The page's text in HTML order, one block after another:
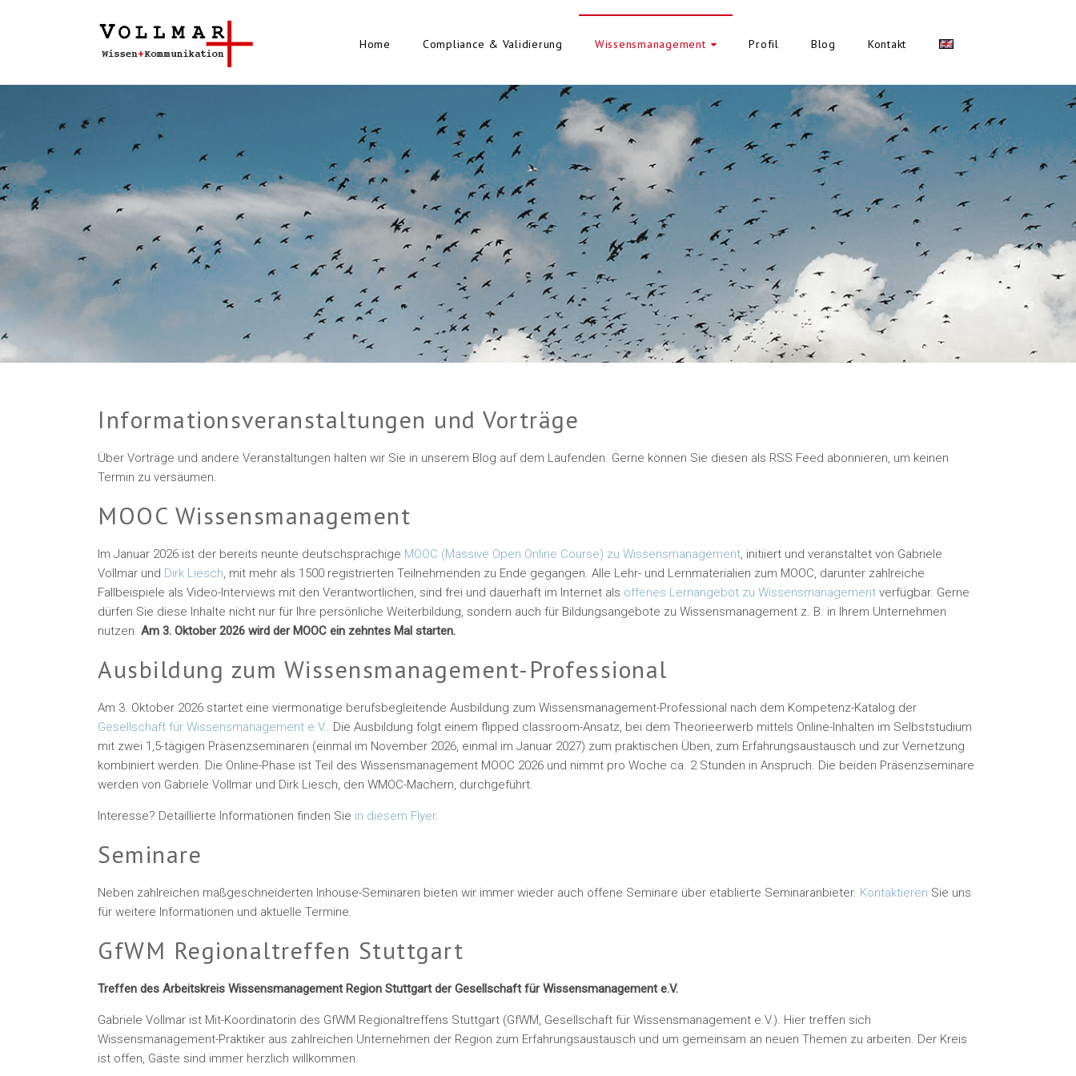
Home Compliance & Validierung Wissensmanagement Profil Blog Kontakt
Informationsveranstaltungen und Vorträge
Über Vorträge und andere Veranstaltungen halten wir Sie in unserem Blog auf dem Laufenden. Gerne können Sie diesen als RSS Feed abonnieren, um keinen
Termin zu versäumen.
MOOC Wissensmanagement
Im Januar 2026 ist der bereits neunte deutschsprachige MOOC (Massive Open Online Course) zu Wissensmanagement , initiiert und veranstaltet von Gabriele
Vollmar und Dirk Liesch , mit mehr als 1500 registrierten Teilnehmenden zu Ende gegangen. Alle Lehr- und Lernmaterialien zum MOOC, darunter zahlreiche
Fallbeispiele als Video-Interviews mit den Verantwortlichen, sind frei und dauerhaft im Internet als offenes Lernangebot zu Wissensmanagement verfügbar. Gerne
dürfen Sie diese Inhalte nicht nur für Ihre persönliche Weiterbildung, sondern auch für Bildungsangebote zu Wissensmanagement z. B. in Ihrem Unternehmen
nutzen. Am 3. Oktober 2026 wird der MOOC ein zehntes Mal starten.
Ausbildung zum Wissensmanagement-Professional
Am 3. Oktober 2026 startet eine viermonatige berufsbegleitende Ausbildung zum Wissensmanagement-Professional nach dem Kompetenz-Katalog der
Gesellschaft für Wissensmanagement e.V.
. Die Ausbildung folgt einem flipped classroom-Ansatz, bei dem Theorieerwerb mittels Online-Inhalten im Selbststudium
mit zwei 1,5-tägigen Präsenzseminaren (einmal im November 2026, einmal im Januar 2027) zum praktischen Üben, zum Erfahrungsaustausch und zur Vernetzung
kombiniert werden. Die Online-Phase ist Teil des Wissensmanagement MOOC 2026 und nimmt pro Woche ca. 2 Stunden in Anspruch. Die beiden Präsenzseminare
werden von Gabriele Vollmar und Dirk Liesch, den WMOC-Machern, durchgeführt.
Interesse? Detaillierte Informationen finden Sie in diesem Flyer.
Seminare
Neben zahlreichen maßgeschneiderten Inhouse-Seminaren bieten wir immer wieder auch offene Seminare über etablierte Seminaranbieter. Kontaktieren Sie uns
für weitere Informationen und aktuelle Termine.
GfWM Regionaltreffen Stuttgart
Treffen des Arbeitskreis Wissensmanagement Region Stuttgart der Gesellschaft für Wissensmanagement e.V.
Gabriele Vollmar ist Mit-Koordinatorin des GfWM Regionaltreffens Stuttgart (GfWM, Gesellschaft für Wissensmanagement e.V.). Hier treffen sich
Wissensmanagement-Praktiker aus zahlreichen Unternehmen der Region zum Erfahrungsaustausch und um gemeinsam an neuen Themen zu arbeiten. Der Kreis
ist offen, Gäste sind immer herzlich willkommen.